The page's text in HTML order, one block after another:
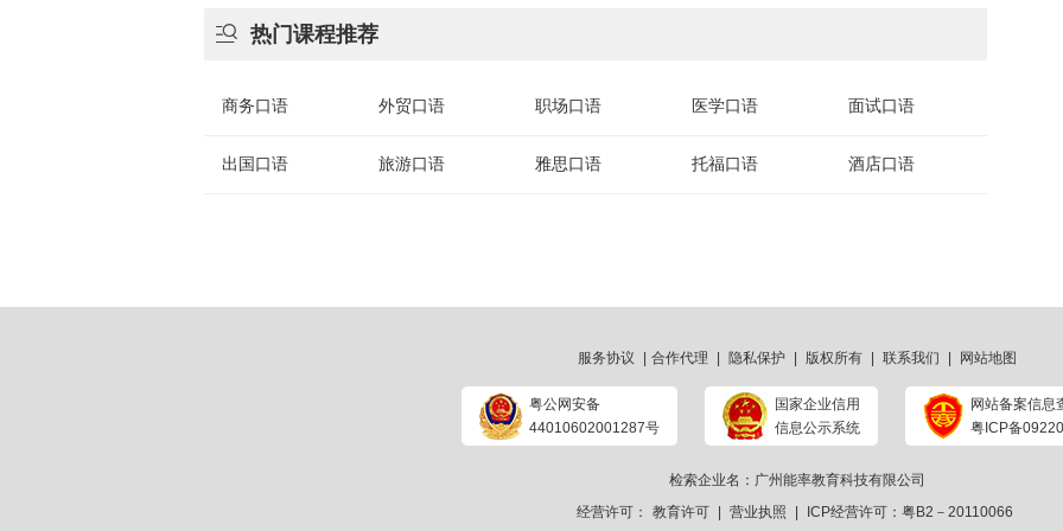
 热门课程推荐
商务口语 外贸口语 职场口语 医学口语 面试口语
出国口语 旅游口语 雅思口语 托福口语 酒店口语
服务协议 合作代理 隐私保护 版权所有 联系我们 网站地图
粤公网安备
44010602001287号
国家企业信用
信息公示系统
网站备案信息
粤ICP备
检索企业名：广州能率教育科技有限公司
经营许可：
教育许可 营业执照 ICP经营许可：粤B2－20110066